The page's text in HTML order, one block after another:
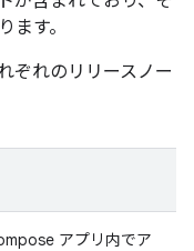
す。
ぞれのリリースノー
アプリ内でア